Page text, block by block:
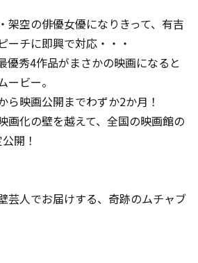
架空の俳優女優になりきって、有吉
ーチに即興で対応・・・
優秀4作品がまさかの映画になると
ービー。
ら映画公開までわずか2か月！
画化の壁を越えて、全国の映画館の
開！
芸人でお届けする、奇跡のムチャブ